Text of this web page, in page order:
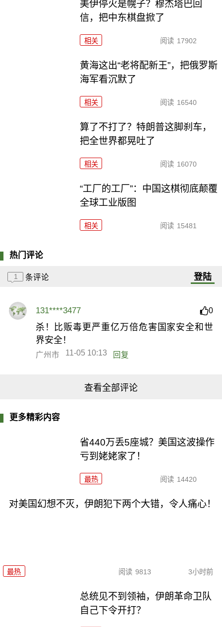
美伊停火是幌子？穆杰塔巴回
信，把中东棋盘掀了
相关 阅读 17902
黄海这出“老将配新王”，把俄罗斯
海军看沉默了
相关 阅读 16540
算了不打了？特朗普这脚刹车，
把全世界都晃吐了
相关 阅读 16070
“工厂的工厂”：中国这棋彻底颠覆
全球工业版图
相关 阅读 15481
热门评论
1 条评论 登陆
131****3477 0
杀！比贩毒更严重亿万倍危害国家安全和世
界安全！
广州市 11-05 10:13 回复
查看全部评论
更多精彩内容
省440万丢5座城？美国这波操作
亏到姥姥家了！
最热 阅读 14420
对美国幻想不灭，伊朗犯下两个大错，令人痛心！
最热 阅读 9813 3小时前
总统见不到领袖，伊朗革命卫队
自己下令开打？